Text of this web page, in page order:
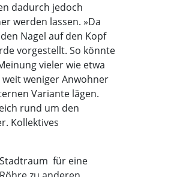
dadurch jedoch
werden lassen. »Da
Nagel auf den Kopf
vorgestellt. So könnte
vieler wie etwa
weniger Anwohner
Variante lägen.
rund um den
Kollektives
 für eine